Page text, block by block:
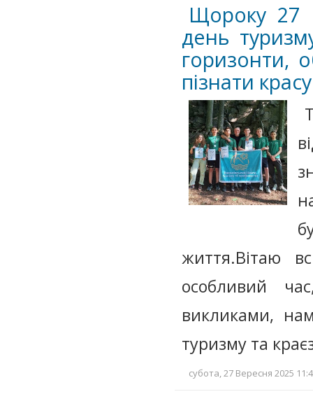
Щороку 27
день
горизонти,
пізнати
життя.Вітаю
особливий
викликами,
туризму та
субота, 27 Вересня 2025